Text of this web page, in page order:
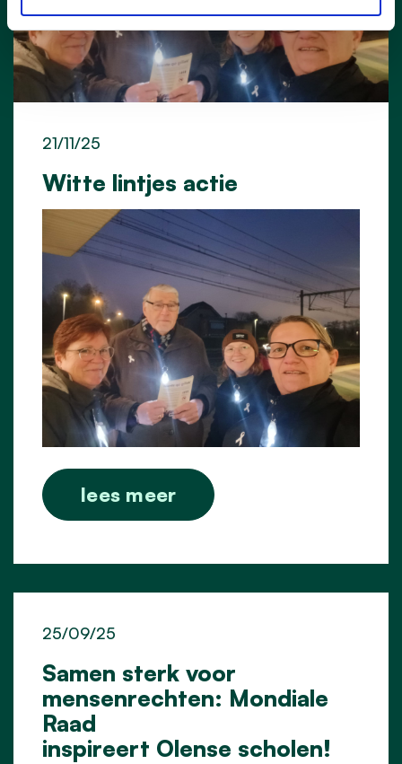
Witte lintjes actie
21/11/25
lees meer
Samen sterk voor
mensenrechten: Mondiale
Raad
inspireert Olense scholen!
25/09/25